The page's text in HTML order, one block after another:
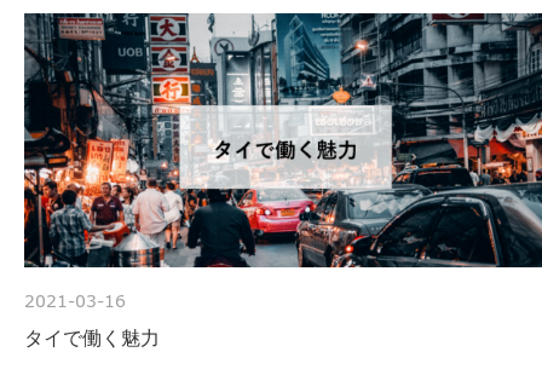
2021-03-16
タイで働く魅力